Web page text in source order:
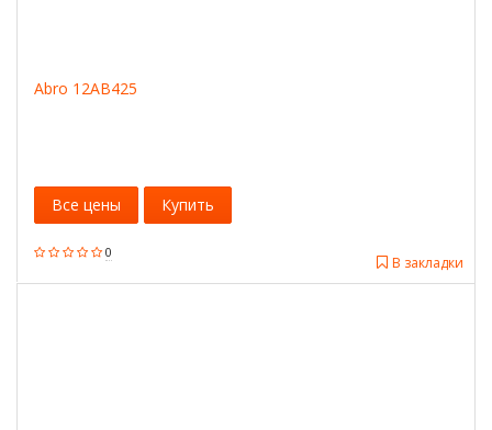
Abro 12AB425
0
В закладки
Все цены Купить